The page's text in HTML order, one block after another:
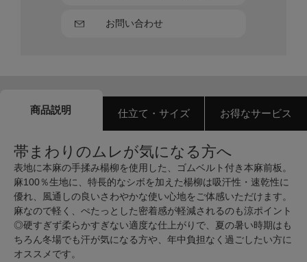
お問い合わせ
商品説明 仕立て・サイズ お得なサービス
帯まわりのムレが気になる方へ
表地に本麻の手揉み楊柳を使用した、ゴムベルト付き本麻前板。
麻100％生地に、特長的なシボを加えた楊柳は吸汗性・速乾性に
優れ、風通しの良いさわやかな使い心地をご体感いただけます。
麻なので軽く、ぺたっとした密着感が軽減されるのも涼ポイント
◎硬すぎず柔らかすぎない適度な仕上がりで、夏の暑い時期はも
ちろん冬場でも汗が気になる方や、年中負担なく過ごしたい方に
オススメです。